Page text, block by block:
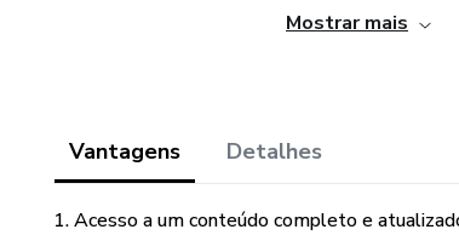
Está dividido em 9
Mostrar mais
Vantagens Detalhes
1. Acesso a um conteúdo completo e